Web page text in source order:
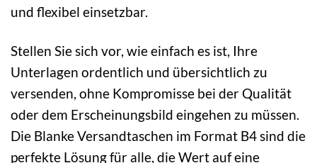
und flexibel einsetzbar.
Stellen Sie sich vor, wie einfach es ist, Ihre
Unterlagen ordentlich und übersichtlich zu
versenden, ohne Kompromisse bei der Qualität
oder dem Erscheinungsbild eingehen zu müssen.
Die Blanke Versandtaschen im Format B4 sind die
perfekte Lösung für alle, die Wert auf eine